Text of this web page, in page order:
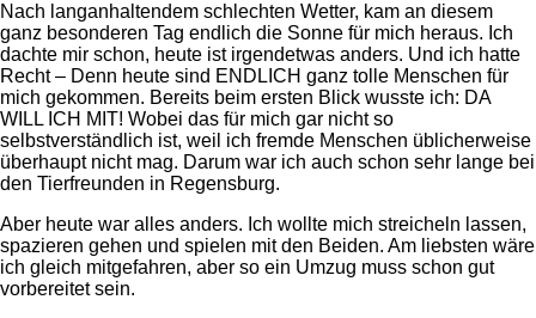
Nach langanhaltendem schlechten Wetter, kam an diesem
ganz besonderen Tag endlich die Sonne für mich heraus. Ich
dachte mir schon, heute ist irgendetwas anders. Und ich hatte
Recht – Denn heute sind ENDLICH ganz tolle Menschen für
mich gekommen. Bereits beim ersten Blick wusste ich: DA
WILL ICH MIT! Wobei das für mich gar nicht so
selbstverständlich ist, weil ich fremde Menschen üblicherweise
überhaupt nicht mag. Darum war ich auch schon sehr lange bei
den Tierfreunden in Regensburg.
Aber heute war alles anders. Ich wollte mich streicheln lassen,
spazieren gehen und spielen mit den Beiden. Am liebsten wäre
ich gleich mitgefahren, aber so ein Umzug muss schon gut
vorbereitet sein.